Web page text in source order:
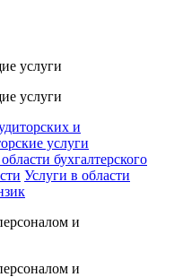
услуги
услуги
и
услуги
бухгалтерского
Услуги в области
и
и